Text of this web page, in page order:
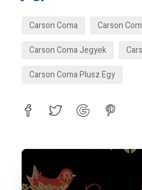
Carson Coma
Carson
Carson Coma Jegyek
Carson Coma Plusz Egy